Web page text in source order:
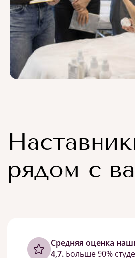
рядом с
Cредняя оценка
4,7. Больше 90%